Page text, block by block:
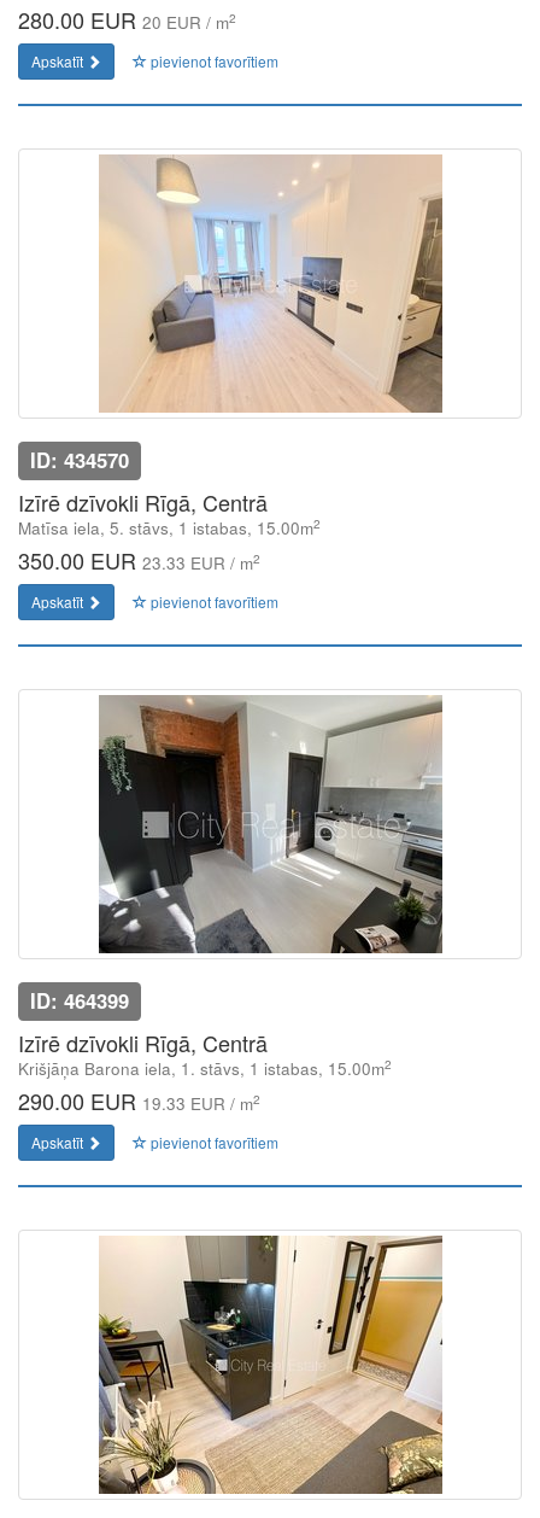
280.00 EUR 20 EUR / m2
Apskatīt pievienot favorītiem
ID: 434570
Izīrē dzīvokli Rīgā, Centrā
Matīsa iela, 5. stāvs, 1 istabas, 15.00m2
350.00 EUR 23.33 EUR / m2
Apskatīt pievienot favorītiem
ID: 464399
Izīrē dzīvokli Rīgā, Centrā
Krišjāņa Barona iela, 1. stāvs, 1 istabas, 15.00m2
290.00 EUR 19.33 EUR / m2
Apskatīt pievienot favorītiem